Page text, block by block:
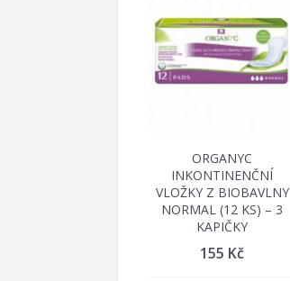
ORGANYC
INKONTINENČNÍ
VLOŽKY Z BIOBAVLNY
NORMAL (12 KS) – 3
KAPIČKY
155 Kč